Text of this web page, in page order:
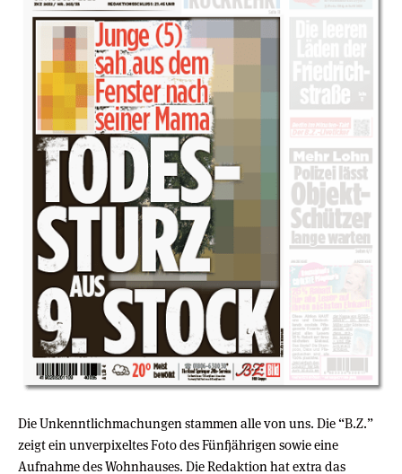
Die Unkenntlichmachungen stammen alle von uns. Die “B.Z.”
zeigt ein unverpixeltes Foto des Fünfjährigen sowie eine
Aufnahme des Wohnhauses. Die Redaktion hat extra das